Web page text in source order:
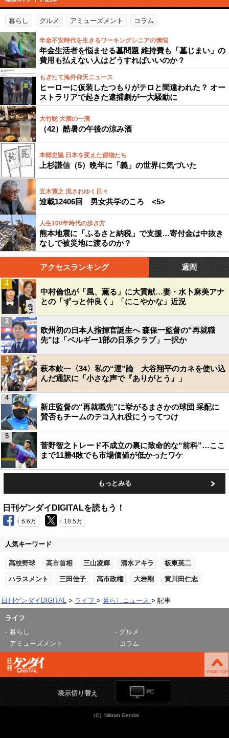
暮らし グルメ アミューズメント コラム
年金不安時代を生きるワーキングシニアの懊悩
年金生活者を悩ませる墓問題 維持費も「墓じまい」の
費用も払えない人はどうすればいいのか？
もぎたて海外仰天ニュース
ヒーローに仮装したつもりがテロと間違われた？ オー
ストラリアで起きた逮捕劇が一大騒動に
大竹聡 大酒の一滴
（42）酷暑の午後の涼み酒
本郷史観 日本を変えた傑物たち
上杉謙信（5）晩年に「義」の世界に気づいた
五木寛之 流されゆく日々
連載12406回 男女共学のころ <5>
人生100年時代の歩き方
熊本地震に「ふるさと納税」で支援…寄付金は中抜き
なしで被災地に渡るのか？
アクセスランキング 週間
中村倫也が「風、薫る」に大貢献…妻・水卜麻美アナ
との「ずっと仲良く」「にこやかな」近況
1
欧州初の日本人指揮官誕生へ 森保一監督の“再就職
先”は「ベルギー1部の日系クラブ」一択か
2
萩本欽一〈34〉私の“運”論 大谷翔平のカネを使い込
んだ通訳に「小さな声で『ありがとう』」
3
新庄監督の“再就職先”に挙がるまさかの球団 采配に
賛否もチームのテコ入れ役にうってつけ
4
菅野智之トレード不成立の裏に致命的な“前科”…ここ
まで11勝4敗でも市場価値が低かったワケ
5
もっとみる
日刊ゲンダイDIGITALを読もう！
6.6万 18.5万
人気キーワード
高校野球 高市首相 三山凌輝 清水アキラ 板東英二
ハラスメント 三田佳子 高市政権 大岩剛 黄川田仁志
日刊ゲンダイDIGITAL ライフ 暮らしニュース 記事
ライフ
暮らし
グルメ
アミューズメント
コラム
表示切り替え
（C）Nikkan Gendai